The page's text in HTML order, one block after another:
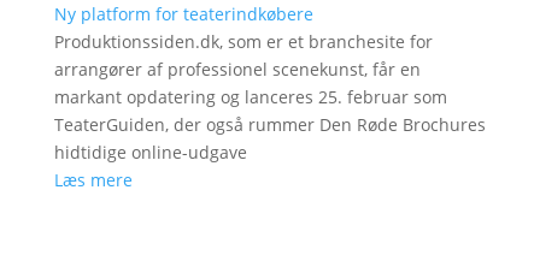
Ny platform for teaterindkøbere
Produktionssiden.dk, som er et branchesite for
arrangører af professionel scenekunst, får en
markant opdatering og lanceres 25. februar som
TeaterGuiden, der også rummer Den Røde Brochures
hidtidige online-udgave
Læs mere